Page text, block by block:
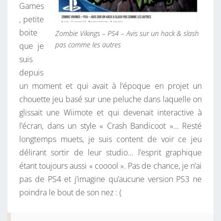
Zombie Vikings – PS4 – Avis sur un hack & slash
pas comme les autres
Games
, petite
boite
que je
suis
depuis
un moment et qui avait à l’époque en projet un
chouette jeu basé sur une peluche dans laquelle on
glissait une Wiimote et qui devenait interactive à
l’écran, dans un style « Crash Bandicoot »… Resté
longtemps muets, je suis content de voir ce jeu
délirant sortir de leur studio… l’esprit graphique
étant toujours aussi « cooool ». Pas de chance, je n’ai
pas de PS4 et j’imagine qu’aucune version PS3 ne
poindra le bout de son nez : (